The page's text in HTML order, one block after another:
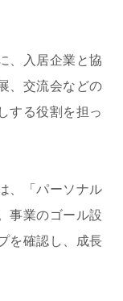
、入居企業と協
、交流会などの
する役割を担っ
、「パーソナル
事業のゴール設
を確認し、成長